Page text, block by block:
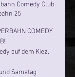
Comedy Club
25
COMEDY
auf dem Kiez.
Samstag